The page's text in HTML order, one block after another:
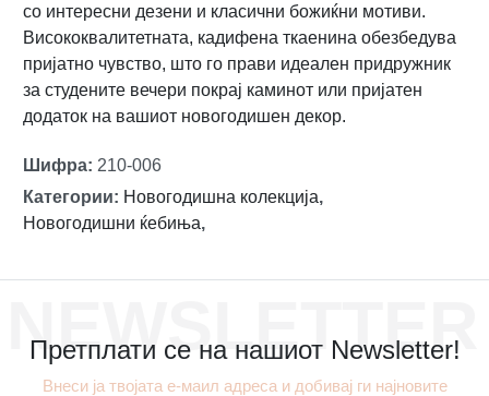
со интересни дезени и класични божиќни мотиви.
Висококвалитетната, кадифена ткаенина обезбедува
пријатно чувство, што го прави идеален придружник
за студените вечери покрај каминот или пријатен
додаток на вашиот новогодишен декор.
Шифра: 210-006
Категории: Новогодишна колекција,
Новогодишни ќебиња,
NEWSLETTER
Претплати се на нашиот Newsletter!
Внеси ја твојата е-маил адреса и добивај ги најновите